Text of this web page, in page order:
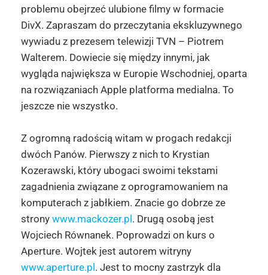
problemu obejrzeć ulubione filmy w formacie
DivX. Zapraszam do przeczytania ekskluzywnego
wywiadu z prezesem telewizji TVN – Piotrem
Walterem. Dowiecie się między innymi, jak
wygląda największa w Europie Wschodniej, oparta
na rozwiązaniach Apple platforma medialna. To
jeszcze nie wszystko.
Z ogromną radością witam w progach redakcji
dwóch Panów. Pierwszy z nich to Krystian
Kozerawski, który ubogaci swoimi tekstami
zagadnienia związane z oprogramowaniem na
komputerach z jabłkiem. Znacie go dobrze ze
strony www.mackozer.pl . Drugą osobą jest
Wojciech Równanek. Poprowadzi on kurs o
Aperture. Wojtek jest autorem witryny
www.aperture.pl . Jest to mocny zastrzyk dla